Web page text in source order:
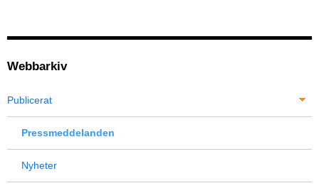
Webbarkiv
Publicerat
Pressmeddelanden
Nyheter